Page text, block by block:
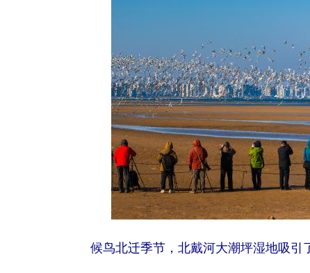
候鸟北迁季节，北戴河大潮坪湿地吸引